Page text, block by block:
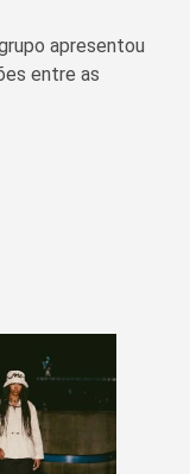
apresentou
entre as